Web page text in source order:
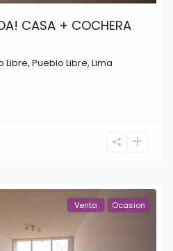
CASA + COCHERA
Libre,Pueblo Libre,Lima
Venta Ocasion